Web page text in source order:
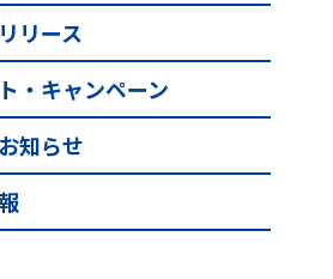
リース
・キャンペーン
知らせ